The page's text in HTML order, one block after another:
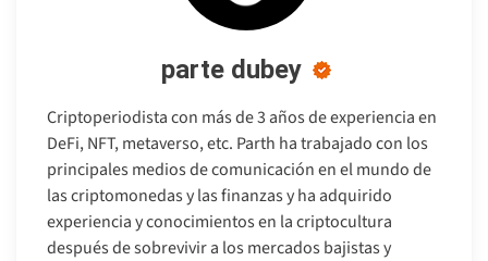
parte dubey
Criptoperiodista con más de 3 años de experiencia en
DeFi, NFT, metaverso, etc. Parth ha trabajado con los
principales medios de comunicación en el mundo de
las criptomonedas y las finanzas y ha adquirido
experiencia y conocimientos en la criptocultura
después de sobrevivir a los mercados bajistas y